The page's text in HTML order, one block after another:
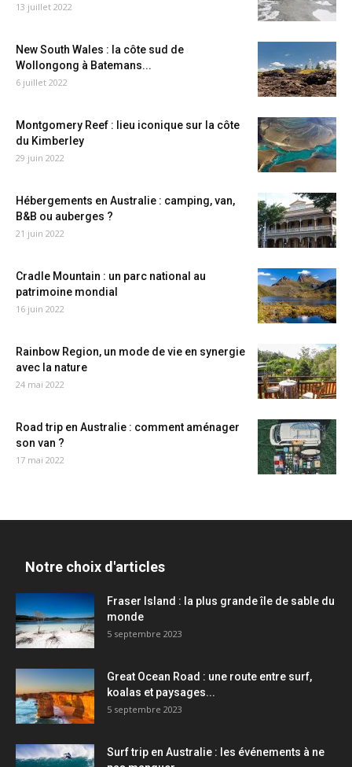
13 juillet 2022
New South Wales : la côte sud de
Wollongong à Batemans...
6 juillet 2022
Montgomery Reef : lieu iconique sur la côte
du Kimberley
29 juin 2022
Hébergements en Australie : camping, van,
B&B ou auberges ?
21 juin 2022
Cradle Mountain : un parc national au
patrimoine mondial
16 juin 2022
Rainbow Region, un mode de vie en synergie
avec la nature
24 mai 2022
Road trip en Australie : comment aménager
son van ?
17 mai 2022
Notre choix d'articles
Fraser Island : la plus grande île de sable du
monde
5 septembre 2023
Great Ocean Road : une route entre surf,
koalas et paysages...
5 septembre 2023
Surf trip en Australie : les événements à ne